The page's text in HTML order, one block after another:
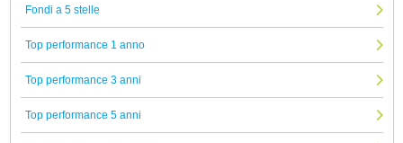
Fondi a 5 stelle
Top performance 1 anno
Top performance 3 anni
Top performance 5 anni